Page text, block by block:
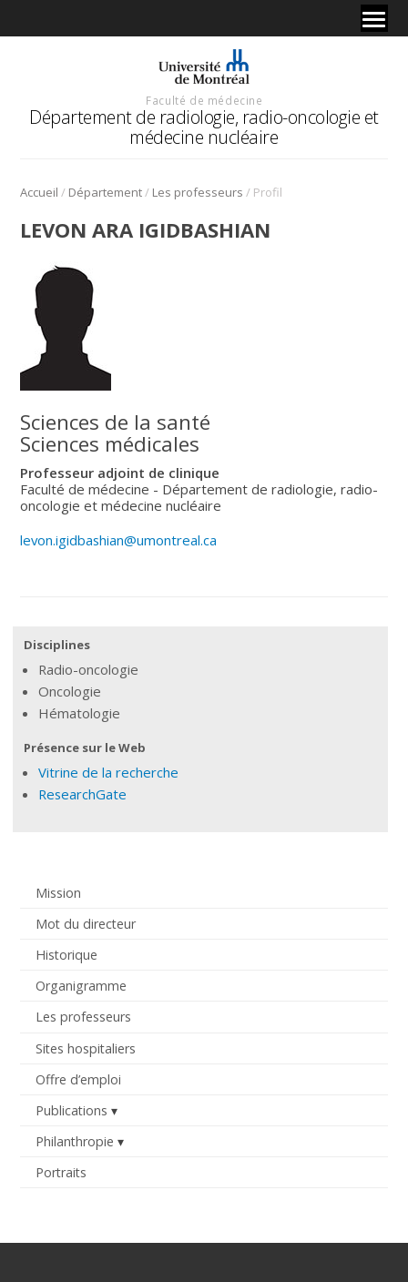
Faculté de médecine
Département de radiologie, radio-oncologie et
médecine nucléaire
Accueil / Département/ Les professeurs / Profil
Mission
Mot du directeur
Historique
Organigramme
Les professeurs
Sites hospitaliers
Offre d’emploi
Publications
Philanthropie
Portraits
LEVON ARA IGIDBASHIAN
Sciences de la santé
Sciences médicales
Professeur adjoint de clinique
Faculté de médecine - Département de radiologie, radio-
oncologie et médecine nucléaire
levon.igidbashian@umontreal.ca
Disciplines
Radio-oncologie
Oncologie
Hématologie
Présence sur le Web
Vitrine de la recherche
ResearchGate